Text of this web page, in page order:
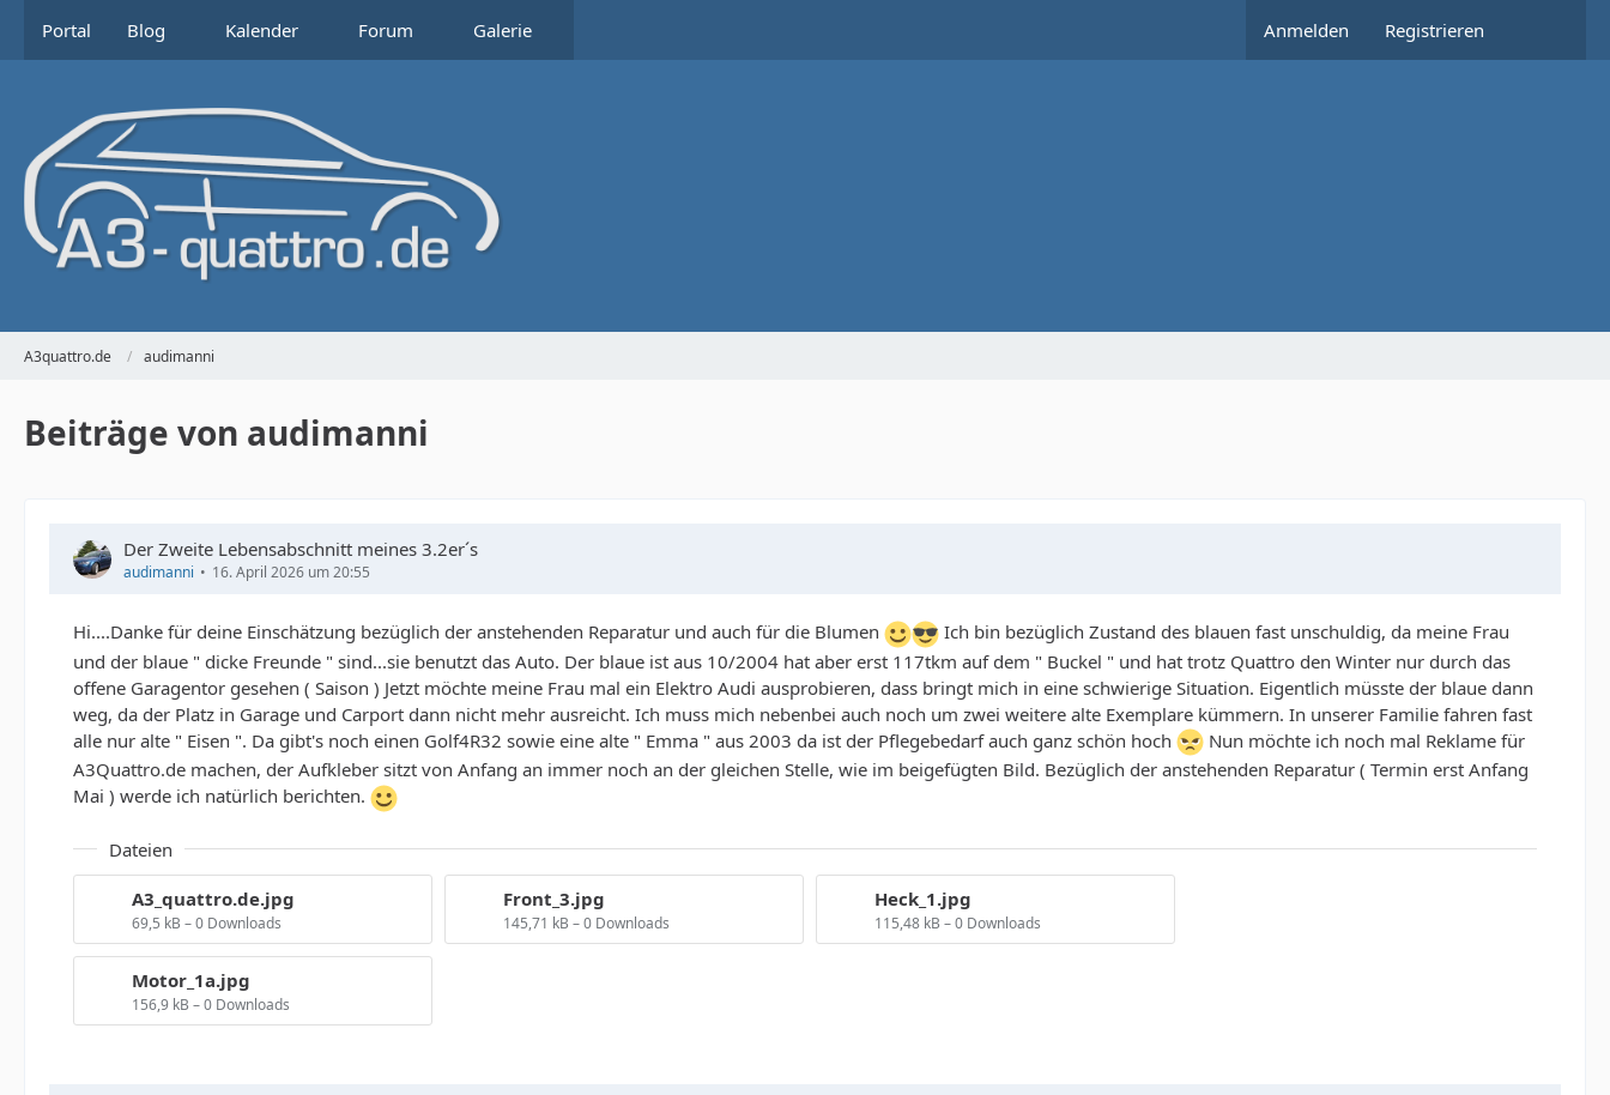
Portal Blog Kalender Forum Galerie Anmelden Registrieren
A3quattro.de audimanni
Beiträge von audimanni
Der Zweite Lebensabschnitt meines 3.2er´s
audimanni 16. April 2026 um 20:55
Hi....Danke für deine Einschätzung bezüglich der anstehenden Reparatur und auch für die Blumen
Ich bin bezüglich Zustand des blauen fast unschuldig, da meine Frau
und der blaue " dicke Freunde " sind...sie benutzt das Auto. Der blaue ist aus 10/2004 hat aber erst 117tkm auf dem " Buckel " und hat trotz Quattro den Winter nur durch das
offene Garagentor gesehen ( Saison ) Jetzt möchte meine Frau mal ein Elektro Audi ausprobieren, dass bringt mich in eine schwierige Situation. Eigentlich müsste der blaue dann
weg, da der Platz in Garage und Carport dann nicht mehr ausreicht. Ich muss mich nebenbei auch noch um zwei weitere alte Exemplare kümmern. In unserer Familie fahren fast
alle nur alte " Eisen ". Da gibt's noch einen Golf4R32 sowie eine alte " Emma " aus 2003 da ist der Pflegebedarf auch ganz schön hoch
Nun möchte ich noch mal Reklame für
A3Quattro.de machen, der Aufkleber sitzt von Anfang an immer noch an der gleichen Stelle, wie im beigefügten Bild. Bezüglich der anstehenden Reparatur ( Termin erst Anfang
Mai ) werde ich natürlich berichten.
Dateien
A3_quattro.de.jpg
69,5 kB – 0 Downloads
Front_3.jpg
145,71 kB – 0 Downloads
Heck_1.jpg
115,48 kB – 0 Downloads
Motor_1a.jpg
156,9 kB – 0 Downloads